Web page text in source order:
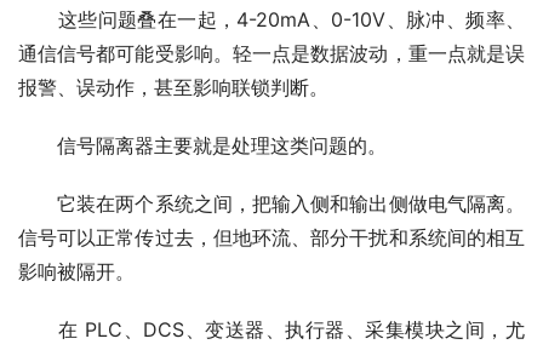
这些问题叠在一起，4-20mA、0-10V、脉冲、频率、
通信信号都可能受影响。轻一点是数据波动，重一点就是误
报警、误动作，甚至影响联锁判断。
信号隔离器主要就是处理这类问题的。
它装在两个系统之间，把输入侧和输出侧做电气隔离。
信号可以正常传过去，但地环流、部分干扰和系统间的相互
影响被隔开。
在 PLC、DCS、变送器、执行器、采集模块之间，尤